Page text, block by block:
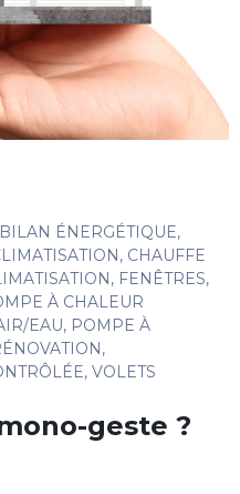
BILAN ÉNERGÉTIQUE,
, CHAUFFE
, FENÊTRES,
À CHALEUR
EAU, POMPE À
,
, VOLETS
geste ?